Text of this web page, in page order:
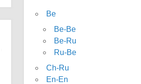
Be
Be-Be
Be-Ru
Ru-Be
Ch-Ru
En-En